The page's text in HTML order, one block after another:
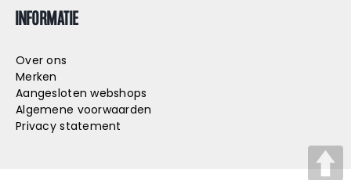
INFORMATIE
Over ons
Merken
Aangesloten webshops
Algemene voorwaarden
Privacy statement